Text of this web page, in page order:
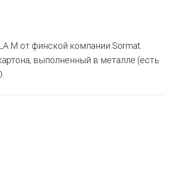
M от финской компании Sormat.
выполненный в металле (есть